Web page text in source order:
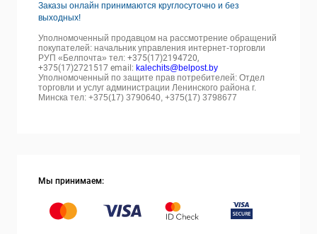
Заказы онлайн принимаются круглосуточно и без
выходных!
Уполномоченный продавцом на рассмотрение обращений
покупателей: начальник управления интернет-торговли
РУП «Белпочта» тел: +375(17)2194720,
+375(17)2721517 email: kalechits@belpost.by
Уполномоченный по защите прав потребителей: Отдел
торговли и услуг администрации Ленинского района г.
Минска тел: +375(17) 3790640, +375(17) 3798677
Мы принимаем: